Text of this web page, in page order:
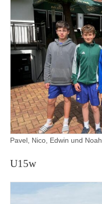
Pavel, Nico, Edwin und Noah
U15w